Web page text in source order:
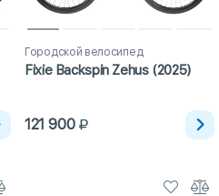
Городской велосипед
Fixie Backspin Zehus (2025)
121 900